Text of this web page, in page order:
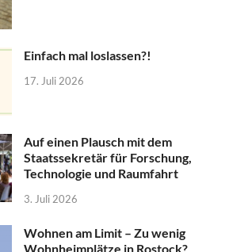
Einfach mal loslassen?!
17. Juli 2026
Auf einen Plausch mit dem
Staatssekretär für Forschung,
Technologie und Raumfahrt
3. Juli 2026
Wohnen am Limit – Zu wenig
Wohnheimplätze in Rostock?